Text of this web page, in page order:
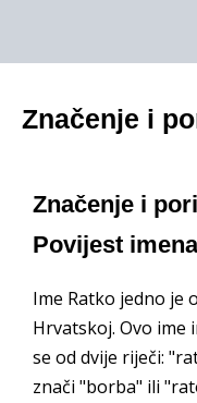
Značenje i
Značenje i
Povijest
Ime Ratko jedno je
Hrvatskoj. Ovo ime
se od dvije riječi:
znači "borba" ili